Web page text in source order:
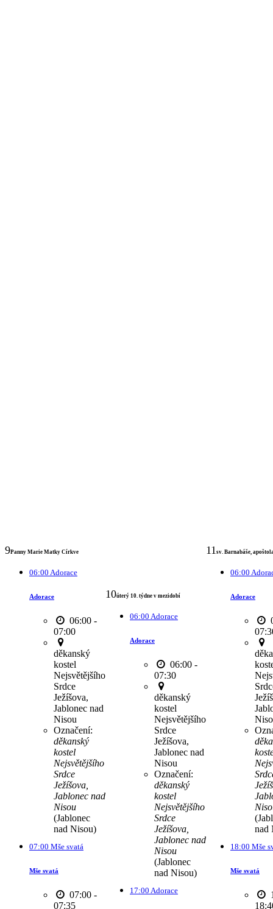
9Panny Marie Matky Církve
06:00 Adorace
Adorace
06:00 -
07:00
děkanský
kostel
Nejsvětějšího
Srdce
Ježíšova,
Jablonec nad
Nisou
Označení:
děkanský
kostel
Nejsvětějšího
Srdce
Ježíšova,
Jablonec nad
Nisou
(Jablonec
nad Nisou)
07:00 Mše svatá
Mše svatá
07:00 -
07:35
10úterý 10. týdne v mezidobí
06:00 Adorace
Adorace
06:00 -
07:30
děkanský
kostel
Nejsvětějšího
Srdce
Ježíšova,
Jablonec nad
Nisou
Označení:
děkanský
kostel
Nejsvětějšího
Srdce
Ježíšova,
Jablonec nad
Nisou
(Jablonec
nad Nisou)
17:00 Adorace
11 sv. Barnabáše,
06:00
Adorace
nad
18:00 Mše
Mše svatá